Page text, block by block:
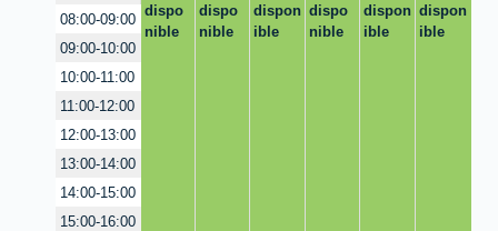
dispo
nible
dispo
nible
dispon
ible
dispo
nible
dispon
ible
dispon
ible
08:00-09:00
09:00-10:00
10:00-11:00
11:00-12:00
12:00-13:00
13:00-14:00
14:00-15:00
15:00-16:00